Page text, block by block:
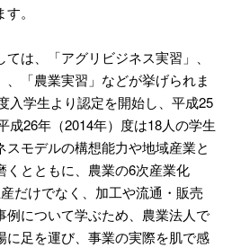
。
は、「アグリビジネス実習」、
、「農業実習」などが挙げられま
入学生より認定を開始し、平成25
成26年（2014年）度は18人の学生
モデルの構想能力や地域産業と
くとともに、農業の6次産業化
だけでなく、加工や流通・販売
例について学ぶため、農業法人で
に足を運び、事業の実際を肌で感